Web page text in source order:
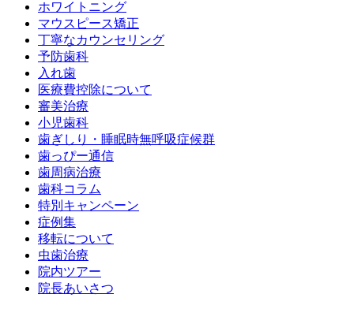
ホワイトニング
マウスピース矯正
丁寧なカウンセリング
予防歯科
入れ歯
医療費控除について
審美治療
小児歯科
歯ぎしり・睡眠時無呼吸症候群
歯っぴー通信
歯周病治療
歯科コラム
特別キャンペーン
症例集
移転について
虫歯治療
院内ツアー
院長あいさつ